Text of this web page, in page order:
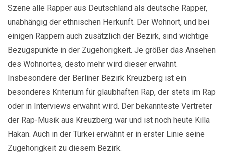
Szene alle Rapper aus Deutschland als deutsche Rapper,
unabhängig der ethnischen Herkunft. Der Wohnort, und bei
einigen Rappern auch zusätzlich der Bezirk, sind wichtige
Bezugspunkte in der Zugehörigkeit. Je größer das Ansehen
des Wohnortes, desto mehr wird dieser erwähnt.
Insbesondere der Berliner Bezirk Kreuzberg ist ein
besonderes Kriterium für glaubhaften Rap, der stets im Rap
oder in Interviews erwähnt wird. Der bekannteste Vertreter
der Rap-Musik aus Kreuzberg war und ist noch heute Killa
Hakan. Auch in der Türkei erwähnt er in erster Linie seine
Zugehörigkeit zu diesem Bezirk.